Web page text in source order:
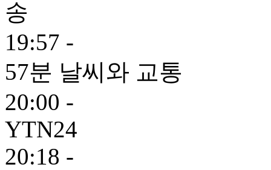
19:57 -
57분 날씨와 교통
20:00 -
YTN24
20:18 -